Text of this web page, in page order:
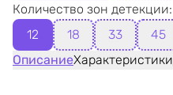
Количество зон детекции:
12
18 33 45
ОписаниеХарактеристики